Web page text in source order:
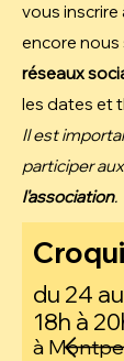
vous inscrire
encore nous
réseaux
les dates et
Il est
participer
l'association.
du 24
18h à
à